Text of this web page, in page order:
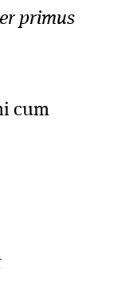
primus
cum